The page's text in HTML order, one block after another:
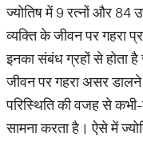
ज्योतिष में 9 रत्नों और 84
व्यक्ति के जीवन पर गहरा
इनका संबंध ग्रहों से होता
जीवन पर गहरा असर
परिस्थिति की वजह से
सामना करता है। ऐसे में